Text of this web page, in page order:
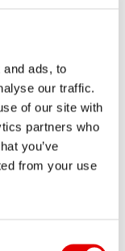
ads, to
our traffic.
of our site with
partners who
you’ve
from your use
to więcej
i
kół
Im
jej
kierunku
na pracę